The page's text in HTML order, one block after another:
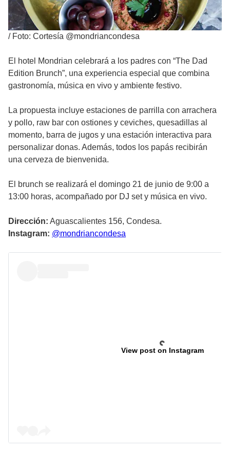
/ Foto: Cortesía @mondriancondesa
El hotel Mondrian celebrará a los padres con “The Dad
Edition Brunch”, una experiencia especial que combina
gastronomía, música en vivo y ambiente festivo.
La propuesta incluye estaciones de parrilla con arrachera
y pollo, raw bar con ostiones y ceviches, quesadillas al
momento, barra de jugos y una estación interactiva para
personalizar donas. Además, todos los papás recibirán
una cerveza de bienvenida.
El brunch se realizará el domingo 21 de junio de 9:00 a
13:00 horas, acompañado por DJ set y música en vivo.
Dirección: Aguascalientes 156, Condesa.
Instagram: @mondriancondesa
View post on Instagram